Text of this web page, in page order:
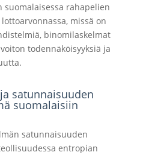
rahapelien
missä on
binomilaskelmat
todennäköisyyksiä ja
satunnaisuuden
suomalaisiin
satunnaisuuden
entropian